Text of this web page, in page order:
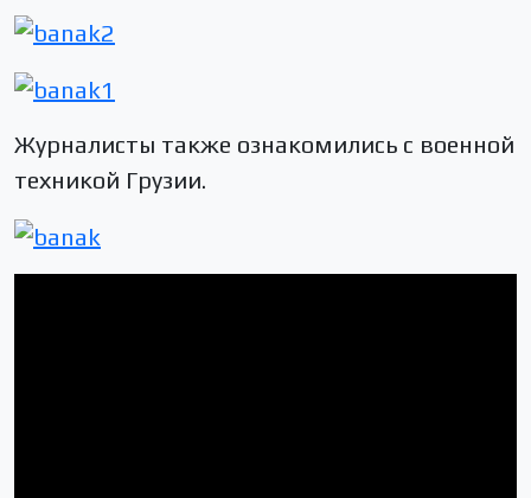
Журналисты также ознакомились с военной
техникой Грузии.